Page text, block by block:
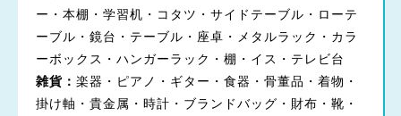
ー・本棚・学習机・コタツ・サイドテーブル・ローテ
ーブル・鏡台・テーブル・座卓・メタルラック・カラ
ーボックス・ハンガーラック・棚・イス・テレビ台
雑貨： 楽器・ピアノ・ギター・食器・骨董品・着物・
掛け軸・貴金属・時計・ブランドバッグ・財布・靴・